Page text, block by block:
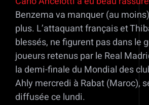
Benzema va manquer (au
plus. L’attaquant français et
blessés, ne figurent pas dans le
joueurs retenus par le Real
la demi-finale du Mondial des
Ahly mercredi à Rabat (Maroc),
diffusée ce lundi.